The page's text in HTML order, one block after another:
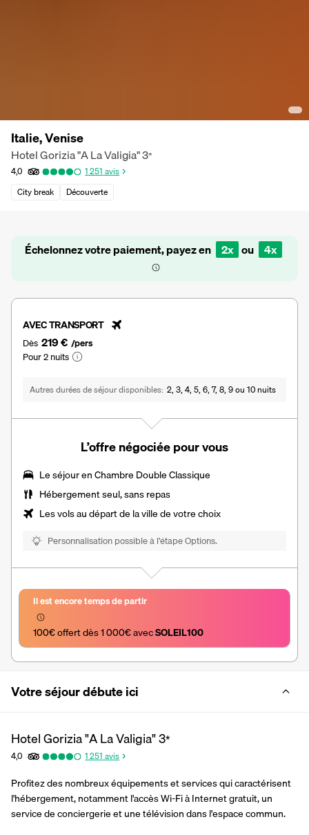
Italie, Venise
Hotel Gorizia "A La Valigia"3*
4,0 1 251 avis
City break
Découverte
Échelonnez votre paiement, payez en 2x ou 4x
AVEC TRANSPORT
Dès 219 € /pers
Pour 2 nuits
Autres durées de séjour disponibles 2, 3, 4, 5, 6, 7, 8, 9 ou 10 nuits
L’offre négociée pour vous
Le séjour enChambre Double Classique
Hébergement seul, sans repas
Les vols au départ de la ville de votre choix
Personnalisation possible à l’étape Options.
Il est encore temps de partir
100€ offert dès 1 000€ avec SOLEIL100
Votre séjour débute ici
Hotel Gorizia "A La Valigia"3*
4,0 1 251 avis
Profitez des nombreux équipements et services qui caractérisent
l'hébergement, notamment l'accès Wi-Fi à Internet gratuit, un
service de conciergerie et une télévision dans l'espace commun.